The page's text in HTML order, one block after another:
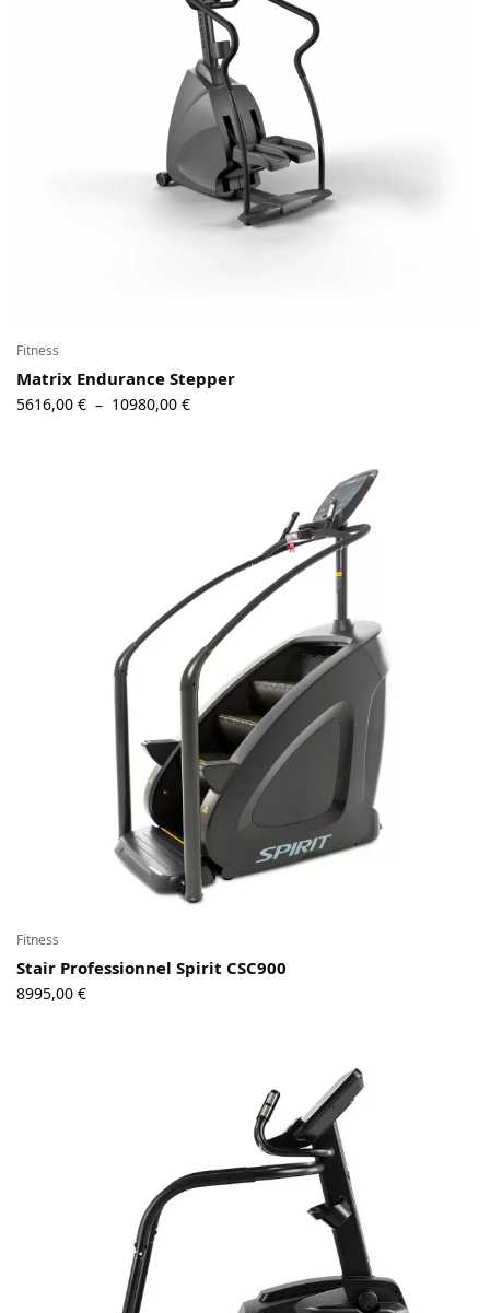
Fitness
Matrix Endurance Stepper
5616,00 € – 10980,00 €Plage de
Fitness
Stair Professionnel Spirit CSC900
8995,00 €
Copyright © 2024 Luxury Fit. All rights reserved.